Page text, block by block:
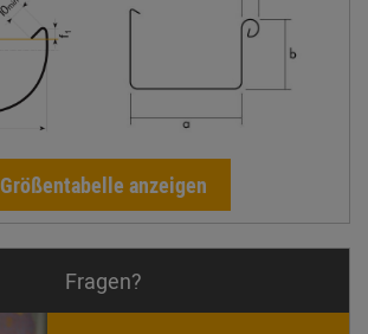
Größentabelle anzeigen
Fragen?